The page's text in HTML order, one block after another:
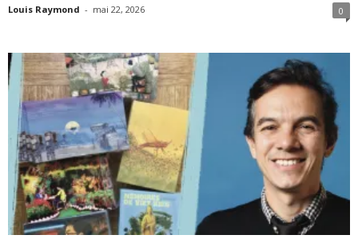
Louis Raymond - mai 22, 2026 0